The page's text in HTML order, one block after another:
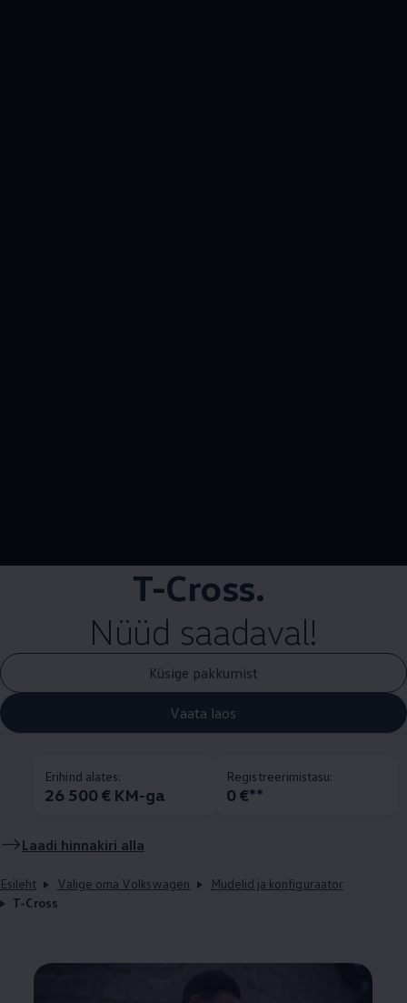
T-Cross.
Nüüd saadaval!
Küsige pakkumist
Vaata laos
Erihind alates:
26 500 € KM-ga
Registreerimistasu:
0 €**
Laadi hinnakiri alla
Esileht Valige oma Volkswagen
Mudelid ja konfiguraator
T-Cross